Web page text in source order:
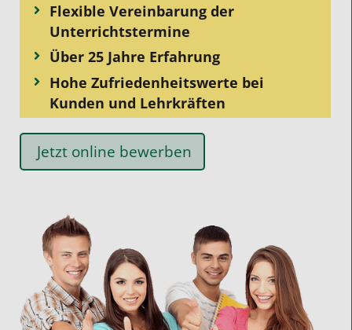
Flexible Vereinbarung der
Unterrichtstermine
Über 25 Jahre Erfahrung
Hohe Zufriedenheitswerte bei
Kunden und Lehrkräften
Jetzt online bewerben